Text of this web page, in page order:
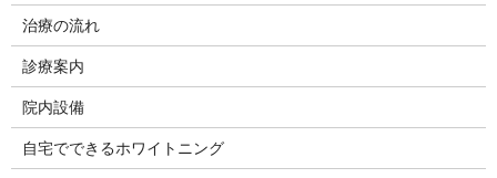
治療の流れ
診療案内
院内設備
自宅でできるホワイトニング